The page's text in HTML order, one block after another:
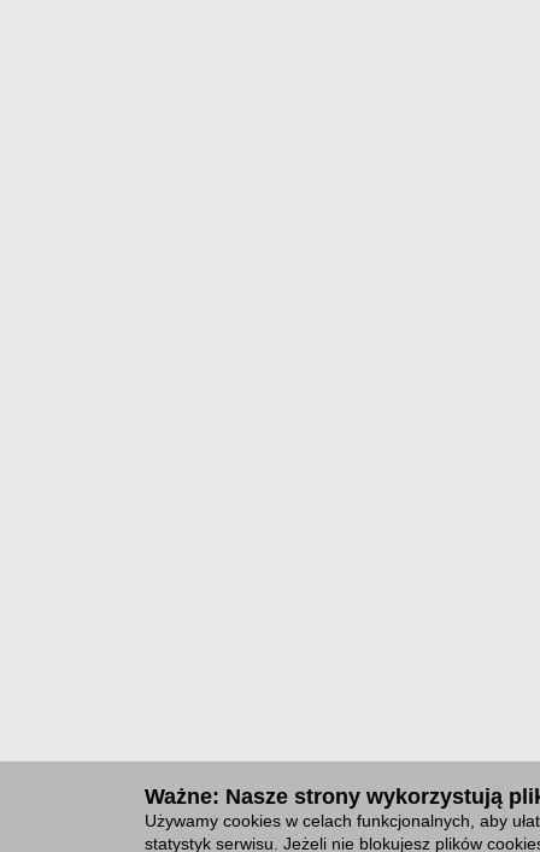
Ważne: Nasze strony wykorzystują
Używamy cookies w celach funkcjonalnych, aby
statystyk serwisu. Jeżeli nie blokujesz plików